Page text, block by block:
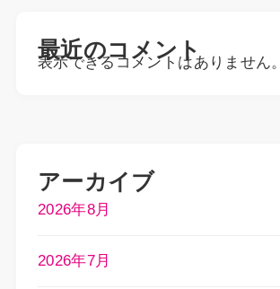
最近のコメント
表示できるコメントはありません。
アーカイブ
2026年8月
2026年7月